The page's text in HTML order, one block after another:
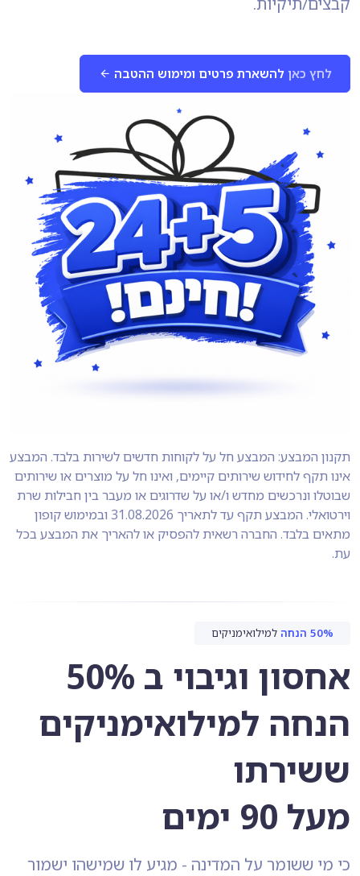
לחץ כאןלהשארת פרטים ומימוש ההטבה
תקנון המבצע: המבצע חל על לקוחות חדשים לשירות בלבד. המבצע
אינו תקף לחידוש שירותים קיימים, ואינו חל על מוצרים או שירותים
שבוטלו ונרכשים מחדש ו/או על שדרוגים או מעבר בין חבילות שרת
וירטואלי. המבצע תקף עד לתאריך 31.08.2026 ובמימוש קופון
מתאים בלבד. החברה רשאית להפסיק או להאריך את המבצע בכל
עת.
50% הנחה למילואימניקים
אחסון וגיבוי ב 50%
הנחה למילואימניקים
ששירתו
מעל 90 ימים
כי מי ששומר על המדינה - מגיע לו שמישהו ישמור